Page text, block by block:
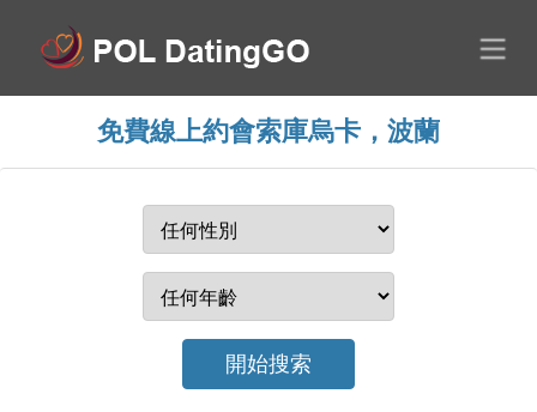
免費線上約會索庫烏卡，波蘭